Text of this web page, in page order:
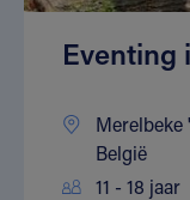
Eventing
België
11 - 18 jaar